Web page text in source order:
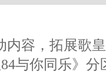
内容，拓展歌
与你同乐》